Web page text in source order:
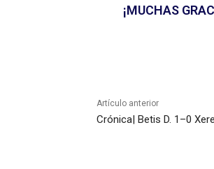
¡MUCHAS
Artículo anterior
Crónica| Betis D. 1–0